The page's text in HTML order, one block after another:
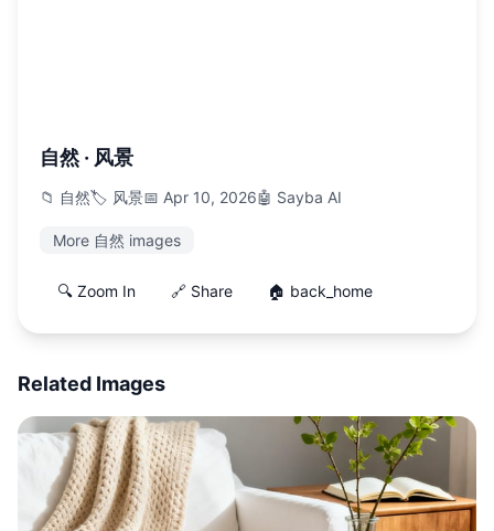
自然 · 风景
📁 自然🏷️ 风景📅 Apr 10, 2026🤖 Sayba AI
More 自然 images
🔍 Zoom In 🔗 Share 🏠 back_home
Related Images